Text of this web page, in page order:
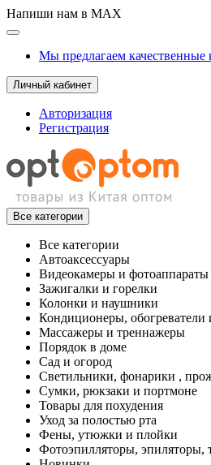
Напиши нам в MAX
Мы предлагаем
Личный кабинет
Авторизация
Регистрация
Все категории
Все категории
Автоаксессуары
Видеокамеры и фотоаппараты
Зажигалки и горелки
Колонки и наушники
Кондиционеры, обогреватели
Массажеры и треннажеры
Порядок в доме
Сад и огород
Светильники, фонарики ,
Сумки, рюкзаки и портмоне
Товары для похудения
Уход за полостью рта
Фены, утюжки и плойки
Фотоэпилляторы, эпиляторы,